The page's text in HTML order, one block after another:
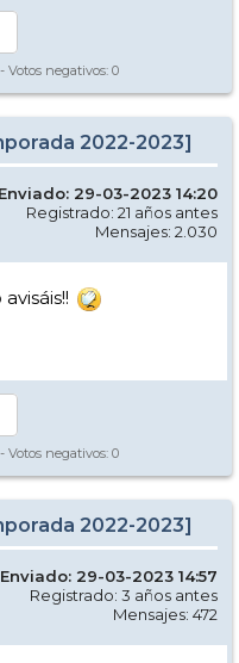
- Votos negativos: 0
2022-2023]
Enviado: 29-03-2023 14:20
Registrado: 21 años antes
Mensajes: 2.030
- Votos negativos: 0
2022-2023]
Enviado: 29-03-2023 14:57
Registrado: 3 años antes
Mensajes: 472